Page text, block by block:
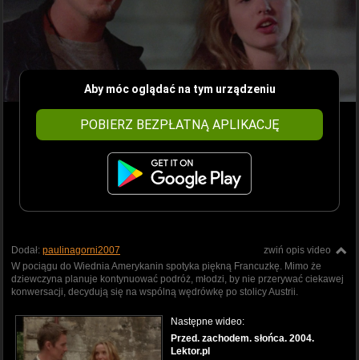
Aby móc oglądać na tym urządzeniu
POBIERZ BEZPŁATNĄ APLIKACJĘ
zwiń opis video
Dodał: paulinagorni2007
W pociągu do Wiednia Amerykanin spotyka piękną Francuzkę. Mimo że
dziewczyna planuje kontynuować podróż, młodzi, by nie przerywać ciekawej
konwersacji, decydują się na wspólną wędrówkę po stolicy Austrii.
Następne wideo:
Przed. zachodem. słońca. 2004.
Lektor.pl